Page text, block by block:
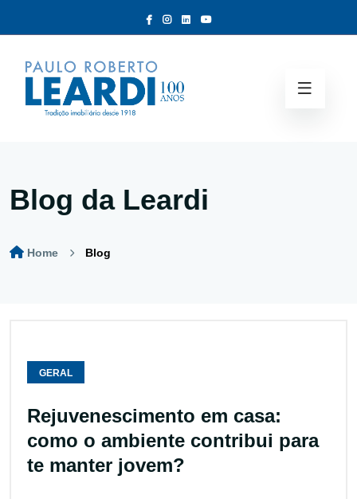
Blog da Leardi
Home Blog
GERAL
Rejuvenescimento em casa:
como o ambiente contribui para
te manter jovem?